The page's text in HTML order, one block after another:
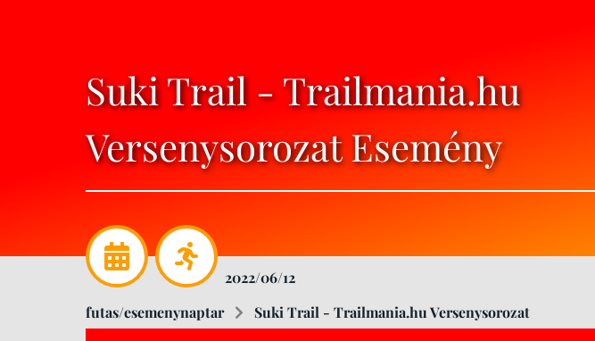
Suki Trail - Trailmania.hu
Versenysorozat Esemény
2022/06/12
futas/esemenynaptar
Suki Trail - Trailmania.hu Versenysorozat